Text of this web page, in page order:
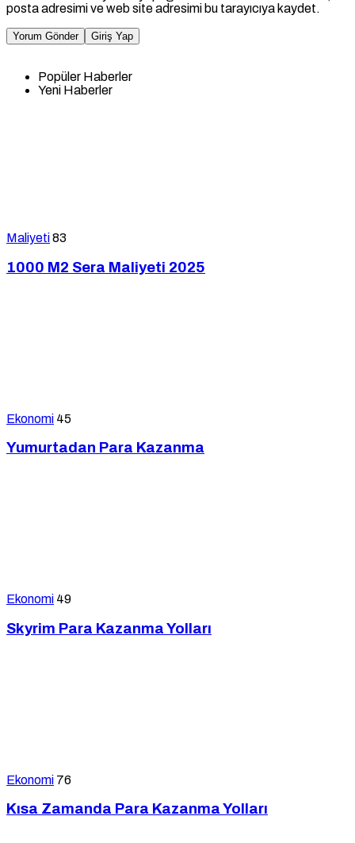
posta adresimi ve web site adresimi bu tarayıcıya kaydet.
Yorum Gönder Giriş Yap
Popüler Haberler
Yeni Haberler
Maliyeti83
1000 M2 Sera Maliyeti 2025
Ekonomi 45
Yumurtadan Para Kazanma
Ekonomi 49
Skyrim Para Kazanma Yolları
Ekonomi 76
Kısa Zamanda Para Kazanma Yolları